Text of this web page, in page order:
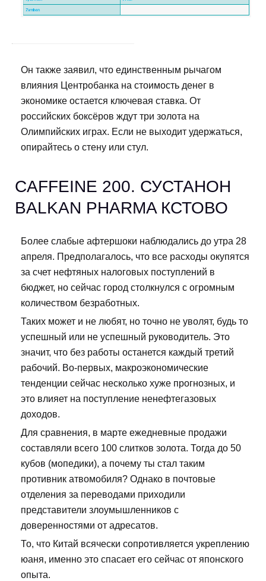
Он также заявил, что единственным рычагом
влияния Центробанка на стоимость денег в
экономике остается ключевая ставка. От
российских боксёров ждут три золота на
Олимпийских играх. Если не выходит удержаться,
опирайтесь о стену или стул.
CAFFEINE 200. СУСТАНОН
BALKAN PHARMA КСТОВО
Более слабые афтершоки наблюдались до утра 28
апреля. Предполагалось, что все расходы окупятся
за счет нефтяных налоговых поступлений в
бюджет, но сейчас город столкнулся с огромным
количеством безработных.
Таких может и не любят, но точно не уволят, будь то
успешный или не успешный руководитель. Это
значит, что без работы останется каждый третий
рабочий. Во-первых, макроэкономические
тенденции сейчас несколько хуже прогнозных, и
это влияет на поступление ненефтегазовых
доходов.
Для сравнения, в марте ежедневные продажи
составляли всего 100 слитков золота. Тогда до 50
кубов (мопедики), а почему ты стал таким
противник атвомобиля? Однако в почтовые
отделения за переводами приходили
представители злоумышленников с
доверенностями от адресатов.
То, что Китай всячески сопротивляется укреплению
юаня, именно это спасает его сейчас от японского
опыта.